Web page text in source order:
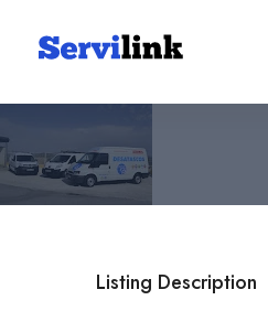
Listing Description